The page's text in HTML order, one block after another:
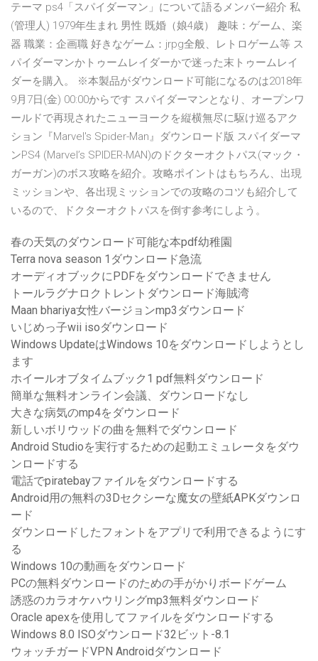
テーマ ps4「スパイダーマン」について語るメンバー紹介 私
(管理人) 1979年生まれ 男性 既婚（娘4歳） 趣味：ゲーム、楽
器 職業：企画職 好きなゲーム：jrpg全般、レトロゲーム等 ス
パイダーマンかトゥームレイダーかで迷った末トゥームレイ
ダーを購入。 ※本製品がダウンロード可能になるのは2018年
9月7日(金) 00:00からです スパイダーマンとなり、オープンワ
ールドで再現されたニューヨークを縦横無尽に駆け巡るアク
ション『Marvel's Spider-Man』ダウンロード版 スパイダーマ
ンPS4 (Marvel’s SPIDER-MAN)のドクターオクトパス(マック・
ガーガン)のボス攻略を紹介。攻略ポイントはもちろん、出現
ミッションや、各出現ミッションでの攻略のコツも紹介して
いるので、ドクターオクトパスを倒す参考にしよう。
春の天気のダウンロード可能な本pdf幼稚園
Terra nova s​​eason 1ダウンロード急流
オーディオブックにPDFをダウンロードできません
トールラグナロクトレントダウンロード海賊湾
Maan bhariya女性バージョンmp3ダウンロード
いじめっ子wii isoダウンロード
Windows UpdateはWindows 10をダウンロードしようとし
ます
ホイールオブタイムブック1 pdf無料ダウンロード
簡単な無料オンライン会議、ダウンロードなし
大きな病気のmp4をダウンロード
新しいボリウッドの曲を無料でダウンロード
Android Studioを実行するための起動エミュレータをダウ
ンロードする
電話でpiratebayファイルをダウンロードする
Android用の無料の3Dセクシーな魔女の壁紙APKダウンロ
ード
ダウンロードしたフォントをアプリで利用できるようにす
る
Windows 10の動画をダウンロード
PCの無料ダウンロードのための手がかりボードゲーム
誘惑のカラオケハウリングmp3無料ダウンロード
Oracle apexを使用してファイルをダウンロードする
Windows 8.0 ISOダウンロード32ビット-8.1
ウォッチガードVPN Androidダウンロード